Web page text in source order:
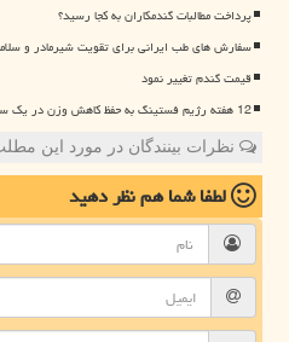
پرداخت مطالبات گندمکاران به کجا رسید؟
سفارش های طب ایرانی برای تقویت شیرمادر و
قیمت گندم تغییر نمود
12 هفته رژیم فستینگ به حفظ کاهش وزن در یک سال بعد کمک نماید
نظرات بینندگان در مورد این
لطفا شما همنظر دهید